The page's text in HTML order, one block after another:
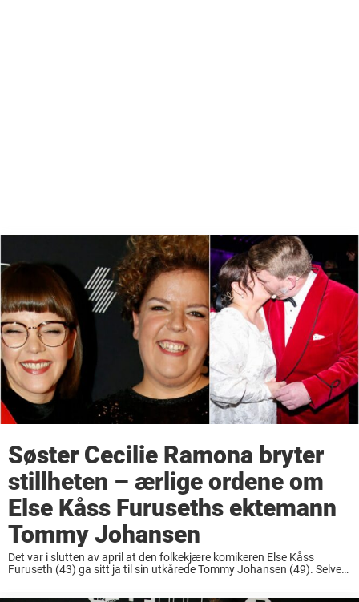
Søster Cecilie Ramona bryter
stillheten – ærlige ordene om
Else Kåss Furuseths ektemann
Tommy Johansen
Det var i slutten av april at den folkekjære komikeren Else Kåss
Furuseth (43) ga sitt ja til sin utkårede Tommy Johansen (49). Selve